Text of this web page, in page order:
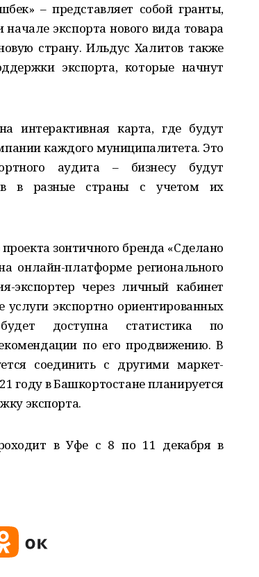
– представляет собой гранты,
экспорта нового вида товара
страну. Ильдус Халитов также
экспорта, которые начнут
интерактивная карта, где будут
каждого муниципалитета. Это
аудита – бизнесу будут
в разные страны с учетом их
зонтичного бренда «Сделано
онлайн-платформе регионального
экспортер через личный кабинет
экспортно ориентированных
доступна статистика по
по его продвижению. В
соединить с другими маркет-
году в Башкортостане планируется
экспорта.
в Уфе с 8 по 11 декабря в